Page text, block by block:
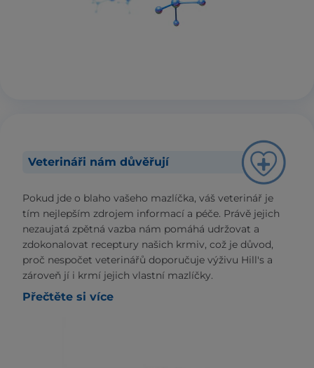
Veterináři nám důvěřují
Pokud jde o blaho vašeho mazlíčka, váš veterinář je
tím nejlepším zdrojem informací a péče. Právě jejich
nezaujatá zpětná vazba nám pomáhá udržovat a
zdokonalovat receptury našich krmiv, což je důvod,
proč nespočet veterinářů doporučuje výživu Hill's a
zároveň jí i krmí jejich vlastní mazlíčky.
Přečtěte si více